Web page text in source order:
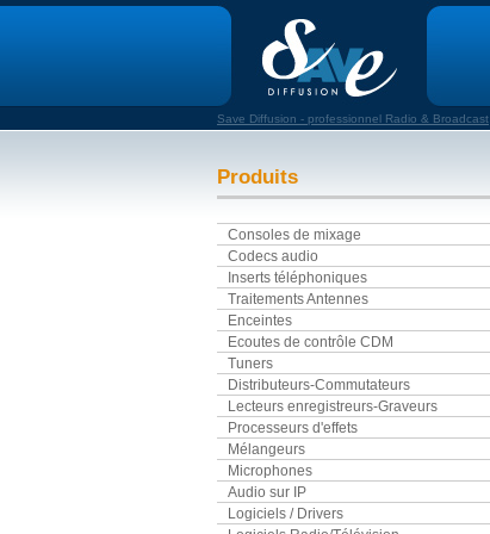
Save Diffusion - professionnel Radio & Broadcast
Produits
Consoles de mixage
Codecs audio
Inserts téléphoniques
Traitements Antennes
Enceintes
Ecoutes de contrôle CDM
Tuners
Distributeurs-Commutateurs
Lecteurs enregistreurs-Graveurs
Processeurs d'effets
Mélangeurs
Microphones
Audio sur IP
Logiciels / Drivers